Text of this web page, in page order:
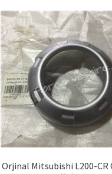
Orjinal Mitsubishi L200-CR